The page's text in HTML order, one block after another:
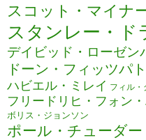
スコット・マイナ
スタンレー・ド
デイビッド・ローゼン
ドーン・フィッツパ
ハビエル・ミレイ フィル・
フリードリヒ・フォン
ボリス・ジョンソン
ポール・チューダ